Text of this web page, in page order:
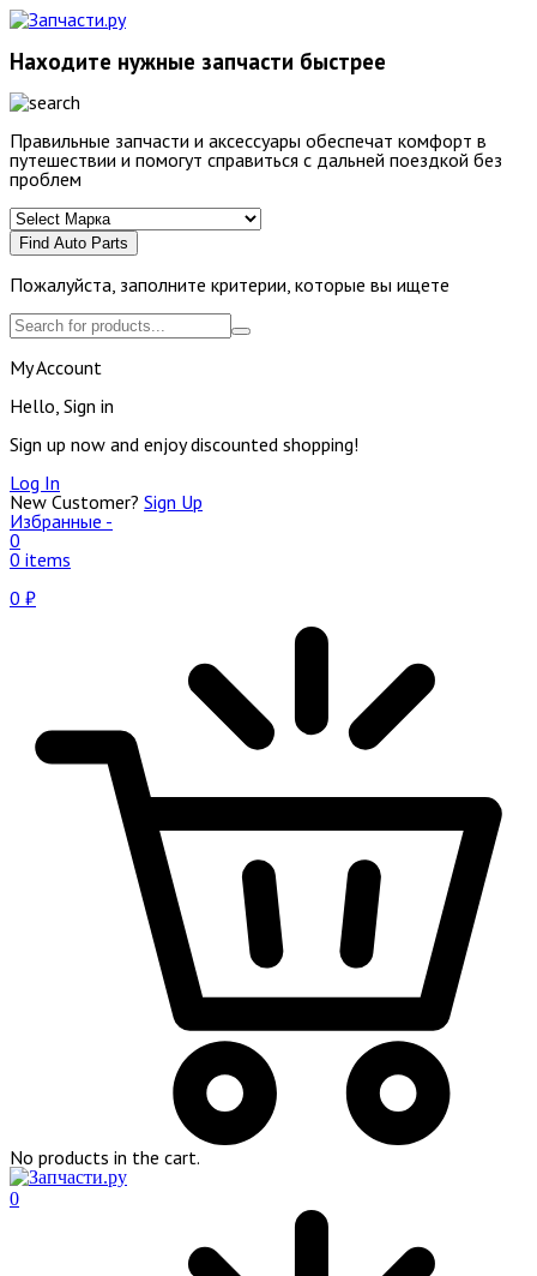
Находите нужные запчасти быстрее
Правильные запчасти и аксессуары обеспечат комфорт в
путешествии и помогут справиться с дальней поездкой без
проблем
Find Auto Parts
Пожалуйста, заполните критерии, которые вы ищете
My Account
Hello, Sign in
Sign up now and enjoy discounted shopping!
Log In
New Customer? Sign Up
Избранные -
0
0 items
0 ₽
No products in the cart.
0